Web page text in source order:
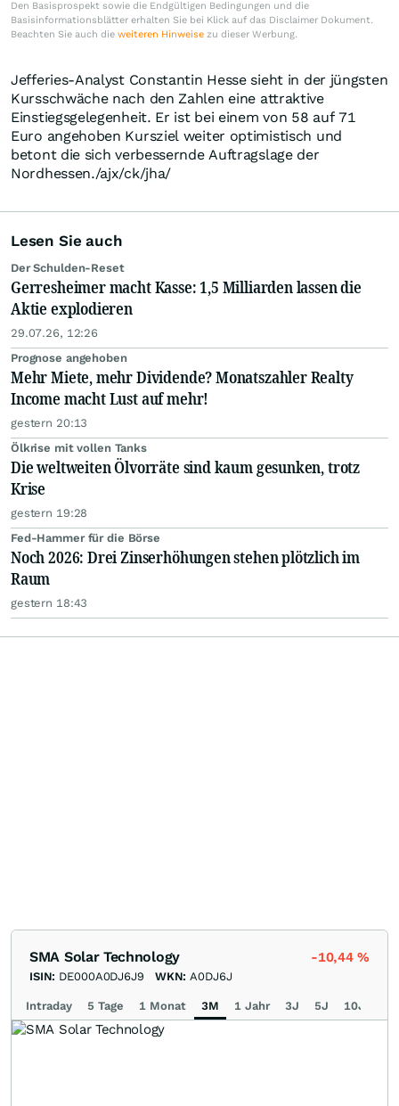
Den Basisprospekt sowie die Endgültigen Bedingungen und die
Basisinformationsblätter erhalten Sie bei Klick auf das Disclaimer Dokument.
Beachten Sie auch die weiteren Hinweise zu dieser Werbung.
Jefferies-Analyst Constantin Hesse sieht in der jüngsten
Kursschwäche nach den Zahlen eine attraktive
Einstiegsgelegenheit. Er ist bei einem von 58 auf 71
Euro angehoben Kursziel weiter optimistisch und
betont die sich verbessernde Auftragslage der
Nordhessen./ajx/ck/jha/
Lesen Sie auch
Der Schulden-Reset
Gerresheimer macht Kasse: 1,5 Milliarden lassen die
Aktie explodieren
29.07.26, 12:26
Prognose angehoben
Mehr Miete, mehr Dividende? Monatszahler Realty
Income macht Lust auf mehr!
gestern 20:13
Ölkrise mit vollen Tanks
Die weltweiten Ölvorräte sind kaum gesunken, trotz
Krise
gestern 19:28
Fed-Hammer für die Börse
Noch 2026: Drei Zinserhöhungen stehen plötzlich im
Raum
gestern 18:43
SMA Solar Technology -10,44%
ISIN: DE000A0DJ6J9 WKN: A0DJ6J
Intraday 5 Tage 1 Monat 3M 1 Jahr 3J 5J 10J